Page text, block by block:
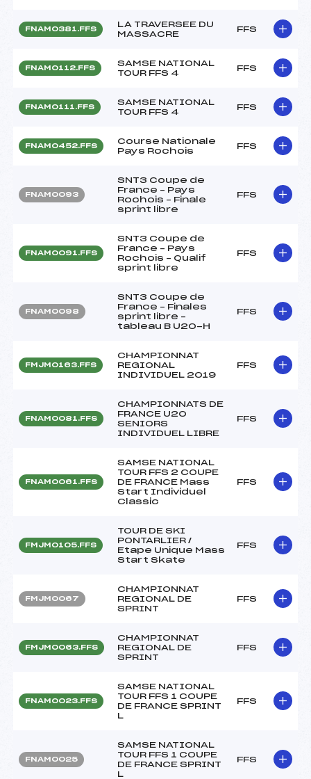
FNAM0381.FFS
LA TRAVERSEE DU
MASSACRE
FFS
FNAM0112.FFS
SAMSE NATIONAL
TOUR FFS 4
FFS
FNAM0111.FFS
SAMSE NATIONAL
TOUR FFS 4
FFS
FNAM0452.FFS
Course Nationale
Pays Rochois
FFS
FNAM0093
SNT3 Coupe de
France – Pays
Rochois – Finale
sprint libre
FFS
FNAM0091.FFS
SNT3 Coupe de
France – Pays
Rochois – Qualif
sprint libre
FFS
FNAM0098
SNT3 Coupe de
France – Finales
sprint libre –
tableau B U20-H
FFS
FMJM0163.FFS
CHAMPIONNAT
REGIONAL
INDIVIDUEL 2019
FFS
FNAM0081.FFS
CHAMPIONNATS DE
FRANCE U20
SENIORS
INDIVIDUEL LIBRE
FFS
FNAM0061.FFS
SAMSE NATIONAL
TOUR FFS 2 COUPE
DE FRANCE Mass
Start Individuel
Classic
FFS
FMJM0105.FFS
TOUR DE SKI
PONTARLIER /
Etape Unique Mass
Start Skate
FFS
FMJM0067
CHAMPIONNAT
REGIONAL DE
SPRINT
FFS
FMJM0063.FFS
CHAMPIONNAT
REGIONAL DE
SPRINT
FFS
FNAM0023.FFS
SAMSE NATIONAL
TOUR FFS 1 COUPE
DE FRANCE SPRINT
L
FFS
FNAM0025
SAMSE NATIONAL
TOUR FFS 1 COUPE
DE FRANCE SPRINT
L
FFS